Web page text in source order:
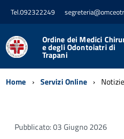
Tel.092322249
Ordine dei Medici
e degli Odontoiatri di
Trapani
Home Servizi Online
Pubblicato: 03 Giugno 2026